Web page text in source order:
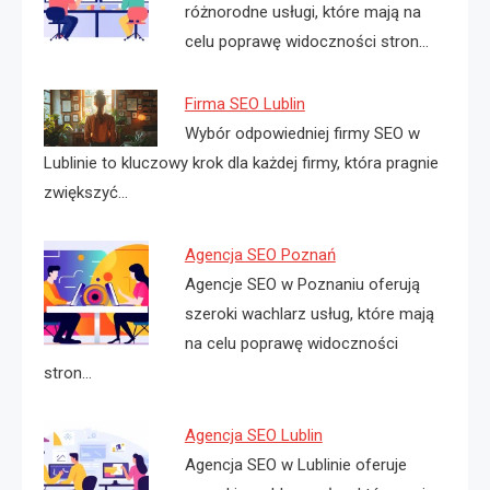
różnorodne usługi, które mają na
celu poprawę widoczności stron…
Firma SEO Lublin
Wybór odpowiedniej firmy SEO w
Lublinie to kluczowy krok dla każdej firmy, która pragnie
zwiększyć…
Agencja SEO Poznań
Agencje SEO w Poznaniu oferują
szeroki wachlarz usług, które mają
na celu poprawę widoczności
stron…
Agencja SEO Lublin
Agencja SEO w Lublinie oferuje